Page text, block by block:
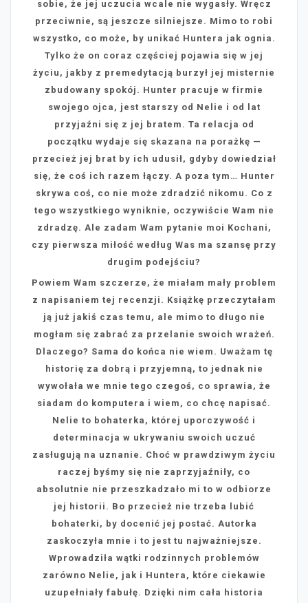
sobie, że jej uczucia wcale nie wygasły. Wręcz
przeciwnie, są jeszcze silniejsze. Mimo to robi
wszystko, co może, by unikać Huntera jak ognia.
Tylko że on coraz częściej pojawia się w jej
życiu, jakby z premedytacją burzył jej misternie
zbudowany spokój. Hunter pracuje w firmie
swojego ojca, jest starszy od Nelie i od lat
przyjaźni się z jej bratem. Ta relacja od
początku wydaje się skazana na porażkę —
przecież jej brat by ich udusił, gdyby dowiedział
się, że coś ich razem łączy. A poza tym… Hunter
skrywa coś, co nie może zdradzić nikomu. Co z
tego wszystkiego wyniknie, oczywiście Wam nie
zdradzę. Ale zadam Wam pytanie moi Kochani,
czy pierwsza miłość według Was ma szansę przy
drugim podejściu?
Powiem Wam szczerze, że miałam mały problem
z napisaniem tej recenzji. Książkę przeczytałam
ją już jakiś czas temu, ale mimo to długo nie
mogłam się zabrać za przelanie swoich wrażeń.
Dlaczego? Sama do końca nie wiem. Uważam tę
historię za dobrą i przyjemną, to jednak nie
wywołała we mnie tego czegoś, co sprawia, że
siadam do komputera i wiem, co chcę napisać.
Nelie to bohaterka, której uporczywość i
determinacja w ukrywaniu swoich uczuć
zasługują na uznanie. Choć w prawdziwym życiu
raczej byśmy się nie zaprzyjaźniły, co
absolutnie nie przeszkadzało mi to w odbiorze
jej historii. Bo przecież nie trzeba lubić
bohaterki, by docenić jej postać. Autorka
zaskoczyła mnie i to jest tu najważniejsze.
Wprowadziła wątki rodzinnych problemów
zarówno Nelie, jak i Huntera, które ciekawie
uzupełniały fabułę. Dzięki nim cała historia